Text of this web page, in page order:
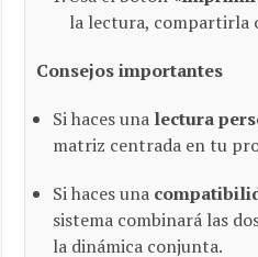
la lectura, compartirla
Consejos importantes
Si haces una lectura
matriz centrada en tu
Si haces una
sistema combinará las
la dinámica conjunta.